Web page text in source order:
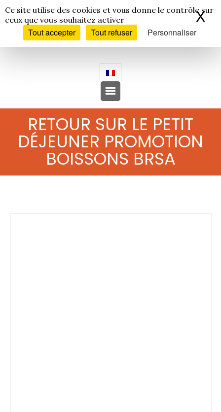
Panneau de gestion des cookies
Ce site utilise des cookies et vous donne le contrôle sur
ceux que vous souhaitez activer
Tout accepter Tout refuser Personnaliser
X
RETOUR SUR LE PETIT
DÉJEUNER PROMOTION
BOISSONS BRSA